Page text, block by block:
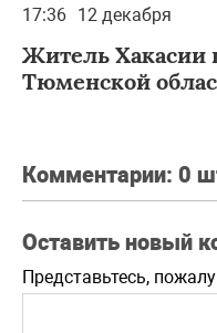
17:36 12 декабря
Житель Хакасии
Тюменской
Комментарии: 0
Оставить новый
Представьтесь,